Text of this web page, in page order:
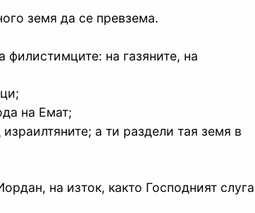
земя да се превзема.
филистимците: на газяните, на
на Емат;
а ти раздели тая земя в
на изток, както Господният слуга